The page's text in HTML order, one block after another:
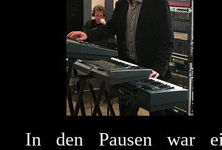
In den Pausen war